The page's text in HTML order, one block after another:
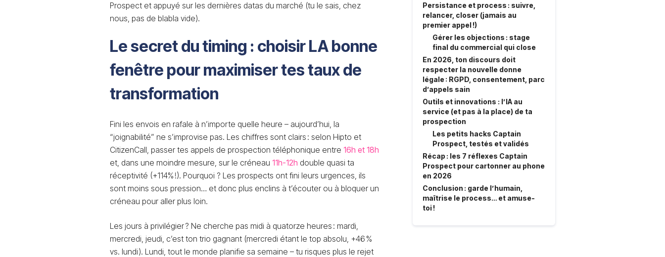
Prospect et appuyé sur les dernières datas du marché (tu le sais, chez
nous, pas de blabla vide).
Le secret du timing : choisir LA bonne
fenêtre pour maximiser tes taux de
transformation
Fini les envois en rafale à n’importe quelle heure – aujourd’hui, la
“joignabilité” ne s’improvise pas. Les chiffres sont clairs : selon Hipto et
CitizenCall, passer tes appels de prospection téléphonique entre 16h et 18h
et, dans une moindre mesure, sur le créneau 11h-12h double quasi ta
réceptivité (+114% !). Pourquoi ? Les prospects ont fini leurs urgences, ils
sont moins sous pression… et donc plus enclins à t’écouter ou à bloquer un
créneau pour aller plus loin.
Les jours à privilégier ? Ne cherche pas midi à quatorze heures : mardi,
mercredi, jeudi, c’est ton trio gagnant (mercredi étant le top absolu, +46 %
vs. lundi). Lundi, tout le monde planifie sa semaine – tu risques plus le rejet
Persistance et process : suivre,
relancer, closer (jamais au
premier appel !)
Gérer les objections : stage
final du commercial qui close
En 2026, ton discours doit
respecter la nouvelle donne
légale : RGPD, consentement, parc
d’appels sain
Outils et innovations : l’IA au
service (et pas à la place) de ta
prospection
Les petits hacks Captain
Prospect, testés et validés
Récap : les 7 réflexes Captain
Prospect pour cartonner au phone
en 2026
Conclusion : garde l’humain,
maîtrise le process… et amuse-
toi !